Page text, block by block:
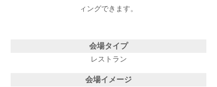
ィングできます。
会場タイプ
レストラン
会場イメージ